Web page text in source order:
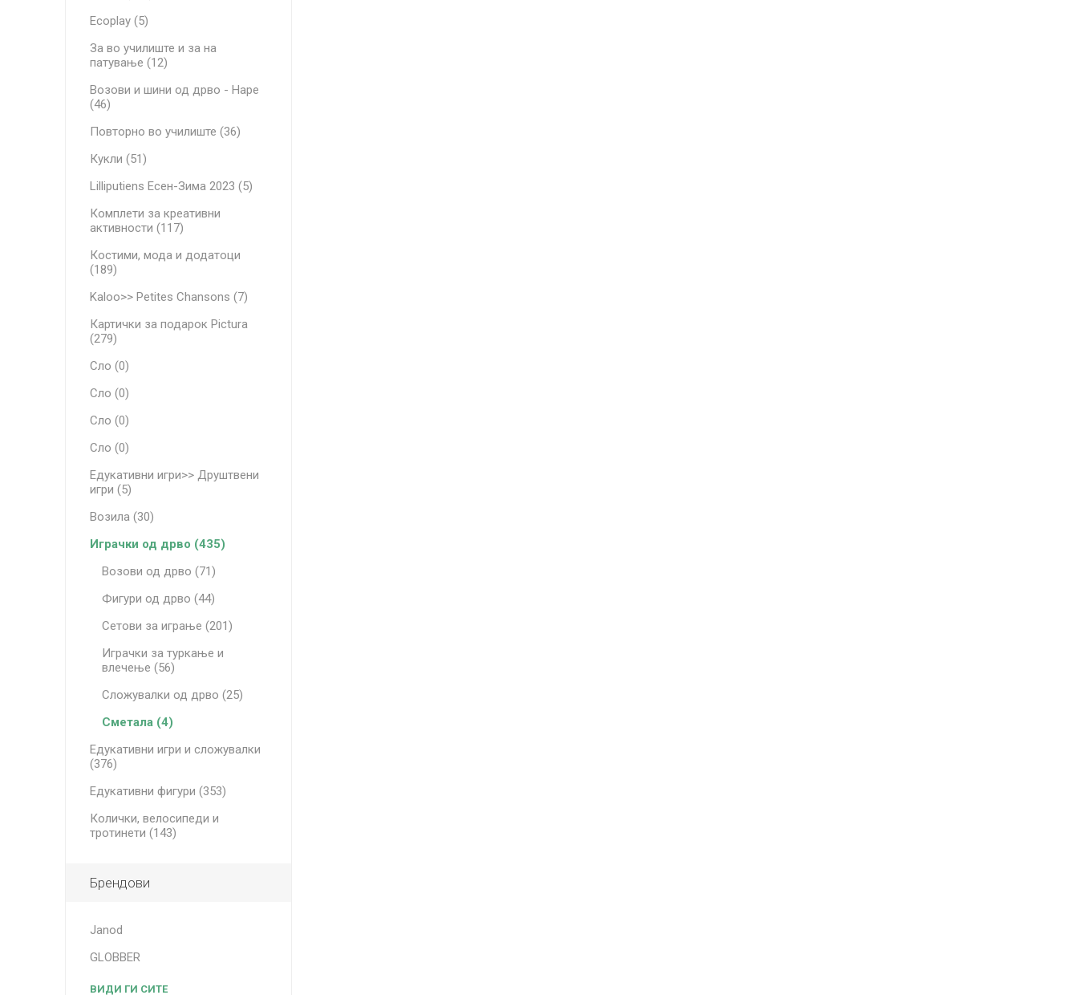
Ecoplay (5)
За во училиште и за на
патување (12)
Возови и шини од дрво - Hape
(46)
Повторно во училиште (36)
Кукли (51)
Lilliputiens Есен-Зима 2023 (5)
Комплети за креативни
активности (117)
Костими, мода и додатоци
(189)
Kaloo>> Petites Chansons (7)
Картички за подарок Pictura
(279)
Сло (0)
Сло (0)
Сло (0)
Сло (0)
Едукативни игри>> Друштвени
игри (5)
Возила (30)
Играчки од дрво (435)
Возови од дрво (71)
Фигури од дрво (44)
Сетови за играње (201)
Играчки за туркање и
влечење (56)
Сложувалки од дрво (25)
Сметала (4)
Едукативни игри и сложувалки
(376)
Едукативни фигури (353)
Колички, велосипеди и
тротинети (143)
Брендови
Janod
GLOBBER
ВИДИ ГИ СИТЕ